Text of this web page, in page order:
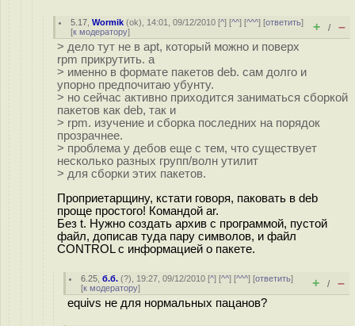
5.17 ,Wormik (ok), 14:01, 09/12/2010 [^] [^^] [^^^] [ответить]
[к модератору] + / –
> дело тут не в apt, который можно и поверх
rpm прикрутить. а
> именно в формате пакетов deb. сам долго и
упорно предпочитаю убунту.
> но сейчас активно приходится заниматься сборкой
пакетов как deb, так и
> rpm. изучение и сборка последних на порядок
прозрачнее.
> проблема у дебов еще с тем, что существует
несколько разных групп/волн утилит
> для сборки этих пакетов.
Проприетарщину, кстати говоря, паковать в deb
проще простого! Командой ar.
Без t. Нужно создать архив с программой, пустой
файл, дописав туда пару символов, и файл
CONTROL с информацией о пакете.
6.25 ,б.б. (?), 19:27, 09/12/2010 [^] [^^] [^^^] [ответить]
[к модератору] + / –
equivs не для нормальных пацанов?